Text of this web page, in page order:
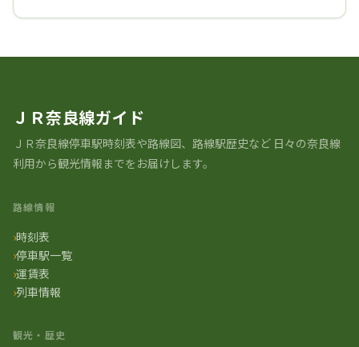
ＪＲ奈良線ガイド
ＪＲ奈良線停車駅時刻表や路線図、路線駅歴史など ⽇々の奈良線
利⽤から観光情報までをお届けします。
路線情報
時刻表
停車駅一覧
運賃表
列車情報
観光・歴史